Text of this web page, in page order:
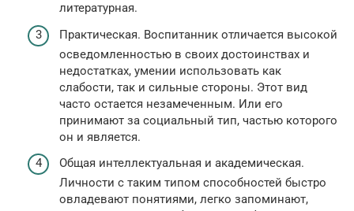
литературная.
Практическая. Воспитанник отличается высокой
осведомленностью в своих достоинствах и
недостатках, умении использовать как
слабости, так и сильные стороны. Этот вид
часто остается незамеченным. Или его
принимают за социальный тип, частью которого
он и является.
Общая интеллектуальная и академическая.
Личности с таким типом способностей быстро
овладевают понятиями, легко запоминают,